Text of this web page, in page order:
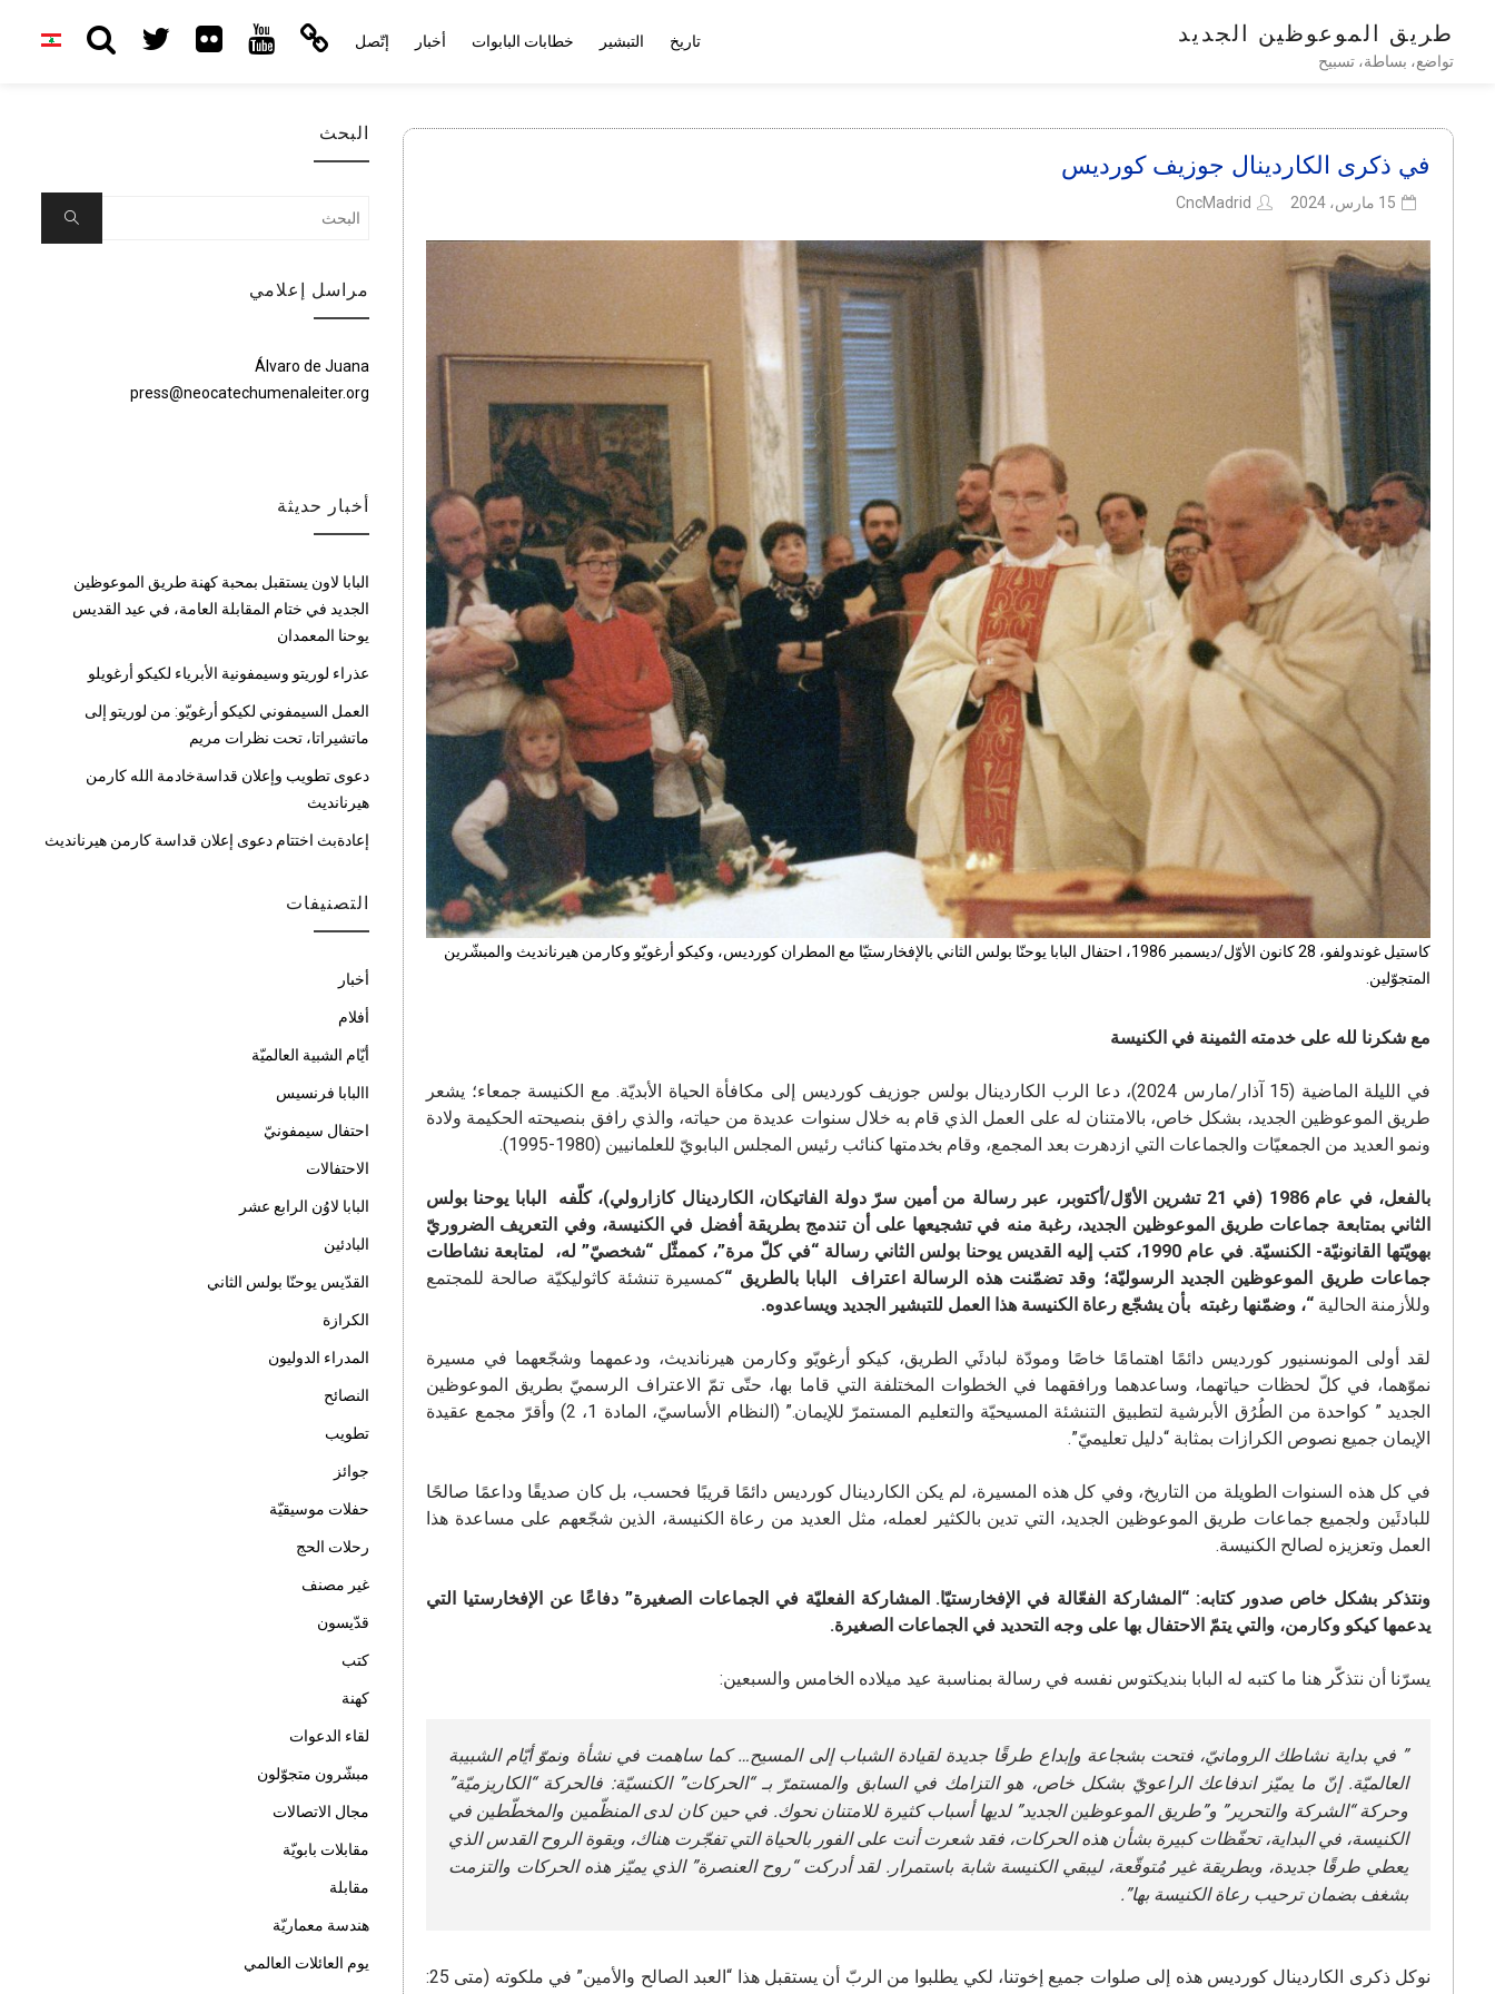
طريق الموعوظين الجديد
تواضع، بساطة، تسبيح
تاريخ التبشير خطابات البابوات أخبار إتّصل
في ذكرى الكاردينال جوزيف كورديس
15 مارس، 2024 CncMadrid
كاستيل غوندولفو، 28 كانون الأوّل/ديسمبر 1986، احتفال البابا يوحنّا بولس الثاني بالإفخارستيّا مع المطران كورديس، وكيكو أرغويّو وكارمن هيرنانديث والمبشّرين
المتجوّلين.
مع شكرنا لله على خدمته الثمينة في الكنيسة
في الليلة الماضية (15 آذار/مارس 2024)، دعا الرب الكاردينال بولس جوزيف كورديس إلى مكافأة الحياة الأبديّة. مع الكنيسة جمعاء؛ يشعر
طريق الموعوظين الجديد، بشكل خاص، بالامتنان له على العمل الذي قام به خلال سنوات عديدة من حياته، والذي رافق بنصيحته الحكيمة ولادة
ونمو العديد من الجمعيّات والجماعات التي ازدهرت بعد المجمع، وقام بخدمتها كنائب رئيس المجلس البابويّ للعلمانيين (1980-1995).
بالفعل، في عام 1986 (في 21 تشرين الأوّل/أكتوبر، عبر رسالة من أمين سرّ دولة الفاتيكان، الكاردينال كازارولي)، كلّفه البابا يوحنا بولس
الثاني بمتابعة جماعات طريق الموعوظين الجديد، رغبة منه في تشجيعها على أن تندمج بطريقة أفضل في الكنيسة، وفي التعريف الضروريّ
بهويّتها القانونيّة- الكنسيّة. في عام 1990، كتب إليه القديس يوحنا بولس الثاني رسالة “في كلّ مرة”، كممثّل “شخصيّ” له، لمتابعة نشاطات
جماعات طريق الموعوظين الجديد الرسوليّة؛ وقد تضمّنت هذه الرسالة اعتراف البابا بالطريق “كمسيرة تنشئة كاثوليكيّة صالحة للمجتمع
وللأزمنة الحالية “، وضمّنها رغبته بأن يشجّع رعاة الكنيسة هذا العمل للتبشير الجديد ويساعدوه.
لقد أولى المونسنيور كورديس دائمًا اهتمامًا خاصًا ومودّة لبادئَي الطريق، كيكو أرغويّو وكارمن هيرنانديث، ودعمهما وشجّعهما في مسيرة
نموّهما، في كلّ لحظات حياتهما، وساعدهما ورافقهما في الخطوات المختلفة التي قاما بها، حتّى تمّ الاعتراف الرسميّ بطريق الموعوظين
الجديد ” كواحدة من الطُرُق الأبرشية لتطبيق التنشئة المسيحيّة والتعليم المستمرّ للإيمان.” (النظام الأساسيّ، المادة 1، 2) وأقرّ مجمع عقيدة
الإيمان جميع نصوص الكرازات بمثابة “دليل تعليميّ”.
في كل هذه السنوات الطويلة من التاريخ، وفي كل هذه المسيرة، لم يكن الكاردينال كورديس دائمًا قريبًا فحسب، بل كان صديقًا وداعمًا صالحًا
للبادئَين ولجميع جماعات طريق الموعوظين الجديد، التي تدين بالكثير لعمله، مثل العديد من رعاة الكنيسة، الذين شجّعهم على مساعدة هذا
العمل وتعزيزه لصالح الكنيسة.
ونتذكر بشكل خاص صدور كتابه: “المشاركة الفعّالة في الإفخارستيّا. المشاركة الفعليّة في الجماعات الصغيرة” دفاعًا عن الإفخارستيا التي
يدعمها كيكو وكارمن، والتي يتمّ الاحتفال بها على وجه التحديد في الجماعات الصغيرة.
يسرّنا أن نتذكّر هنا ما كتبه له البابا بنديكتوس نفسه في رسالة بمناسبة عيد ميلاده الخامس والسبعين:
” في بداية نشاطك الرومانيّ، فتحت بشجاعة وإبداع طرقًا جديدة لقيادة الشباب إلى المسيح… كما ساهمت في نشأة ونموّ أيّام الشبيبة
العالميّة. إنّ ما يميّز اندفاعك الراعويّ بشكل خاص، هو التزامك في السابق والمستمرّ بـ “الحركات” الكنسيّة: فالحركة “الكاريزميّة”
وحركة “الشركة والتحرير” و”طريق الموعوظين الجديد” لديها أسباب كثيرة للامتنان نحوك. في حين كان لدى المنظّمين والمخطّطين في
الكنيسة، في البداية، تحفّظات كبيرة بشأن هذه الحركات، فقد شعرت أنت على الفور بالحياة التي تفجّرت هناك، وبقوة الروح القدس الذي
يعطي طرقًا جديدة، وبطريقة غير مُتوقّعة، ليبقي الكنيسة شابة باستمرار. لقد أدركت “روح العنصرة” الذي يميّز هذه الحركات والتزمت
بشغف بضمان ترحيب رعاة الكنيسة بها”.
نوكل ذكرى الكاردينال كورديس هذه إلى صلوات جميع إخوتنا، لكي يطلبوا من الربّ أن يستقبل هذا “العبد الصالح والأمين” في ملكوته (متى 25:
البحث
Search
Search
مراسل إعلامي
Álvaro de Juana
press@neocatechumenaleiter.org
أخبار حديثة
البابا لاون يستقبل بمحبة كهنة طريق الموعوظين
الجديد في ختام المقابلة العامة، في عيد القديس
يوحنا المعمدان
عذراء لوريتو وسيمفونية الأبرياء لكيكو أرغويلو
العمل السيمفوني لكيكو أرغويّو: من لوريتو إلى
ماتشيراتا، تحت نظرات مريم
دعوى تطويب وإعلان قداسةخادمة الله كارمن
هيرنانديث
إعادةبث اختتام دعوى إعلان قداسة كارمن هيرنانديث
التصنيفات
أخبار
أفلام
أيّام الشبية العالميّة
االبابا فرنسيس
احتفال سيمفونيّ
الاحتفالات
البابا لاوُن الرابع عشر
البادئين
القدّيس يوحنّا بولس الثاني
الكرازة
المدراء الدوليون
النصائح
تطويب
جوائز
حفلات موسيقيّة
رحلات الحج
غير مصنف
قدّيسون
كتب
كهنة
لقاء الدعوات
مبشّرون متجوّلون
مجال الاتصالات
مقابلات بابويّة
مقابلة
هندسة معماريّة
يوم العائلات العالمي